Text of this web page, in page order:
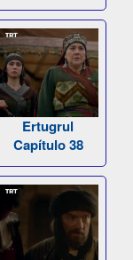
Ertugrul
Capítulo 38